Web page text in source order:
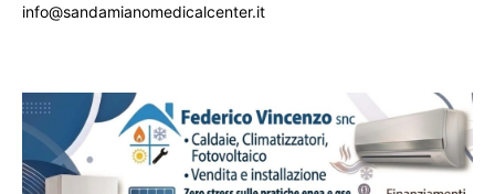
info@sandamianomedicalcenter.it